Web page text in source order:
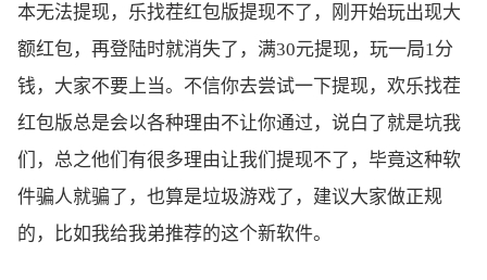
本无法提现，乐找茬红包版提现不了，刚开始玩出现大
额红包，再登陆时就消失了，满30元提现，玩一局1分
钱，大家不要上当。不信你去尝试一下提现，欢乐找茬
红包版总是会以各种理由不让你通过，说白了就是坑我
们，总之他们有很多理由让我们提现不了，毕竟这种软
件骗人就骗了，也算是垃圾游戏了，建议大家做正规
的，比如我给我弟推荐的这个新软件。